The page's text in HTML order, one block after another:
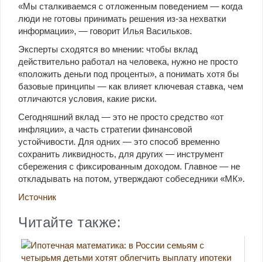
«Мы сталкиваемся с отложенным поведением — когда
люди не готовы принимать решения из-за нехватки
информации», — говорит Илья Васильков.
Эксперты сходятся во мнении: чтобы вклад
действительно работал на человека, нужно не просто
«положить деньги под проценты», а понимать хотя бы
базовые принципы — как влияет ключевая ставка, чем
отличаются условия, какие риски.
Сегодняшний вклад — это не просто средство «от
инфляции», а часть стратегии финансовой
устойчивости. Для одних — это способ временно
сохранить ликвидность, для других — инструмент
сбережения с фиксированным доходом. Главное — не
откладывать на потом, утверждают собеседники «МК».
Источник
Читайте также: